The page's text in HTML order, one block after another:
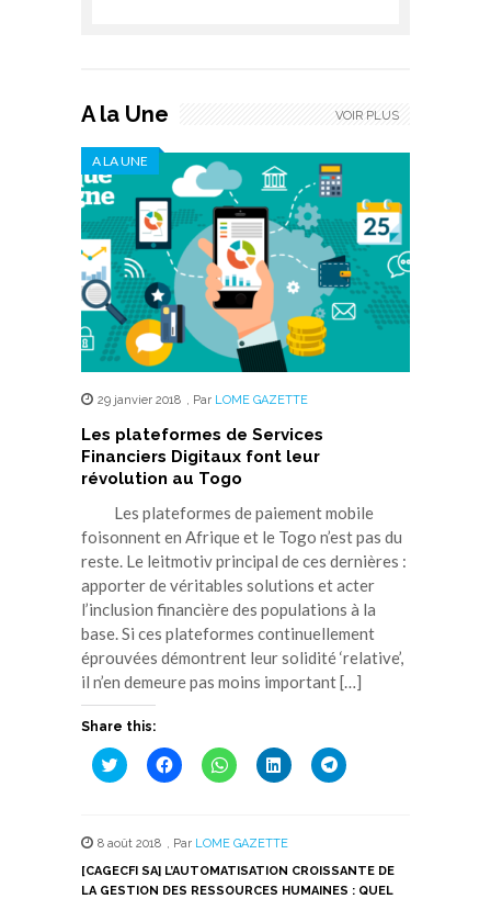
A la Une
A LA UNE
29 janvier 2018 , Par LOME GAZETTE
Les plateformes de Services
Financiers Digitaux font leur
révolution au Togo
Les plateformes de paiement mobile
foisonnent en Afrique et le Togo n’est pas du
reste. Le leitmotiv principal de ces dernières :
apporter de véritables solutions et acter
l’inclusion financière des populations à la
base. Si ces plateformes continuellement
éprouvées démontrent leur solidité ‘relative’,
il n’en demeure pas moins important […]
Share this:
Cliquez
pour
une
nouvelle
fenêtre)
Cliquez
pour
une
nouvelle
fenêtre)
Cliquez
pour
une
nouvelle
fenêtre)
Cliquez
pour
une
nouvelle
fenêtre)
Cliquez
pour
nouvelle
fenêtre)
8 août 2018 , Par LOME GAZETTE
[CAGECFI SA] L’AUTOMATISATION CROISSANTE DE
LA GESTION DES RESSOURCES HUMAINES : QUEL
VOIR PLUS